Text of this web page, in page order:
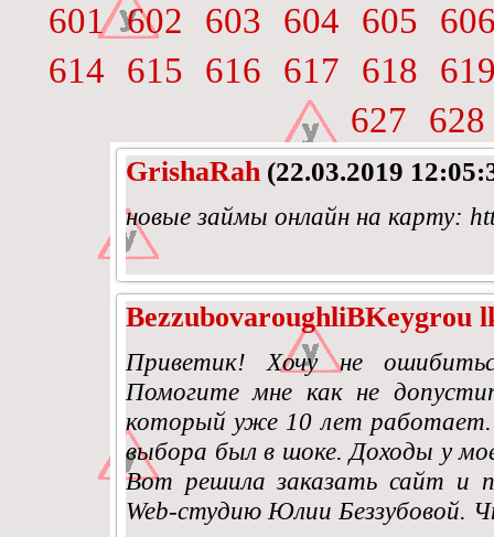
601 602 603 604 605
614
615 616 617 618
627
628
GrishaRah (22.03.2019
новые займы онлайн на карту:
BezzubovaroughliBKeygrou
Приветик! Хочу не
Помогите мне как не
который уже 10 лет
выбора был в шоке. Доходы у
Вот решила заказать сайт и
Web-студию Юлии Беззубовой.